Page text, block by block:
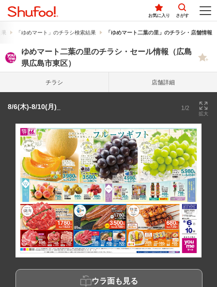
お気に入り さがす
「ゆめマート」のチラシ検索結果 「ゆめマート二葉の里」のチラシ・店舗情報
ゆめマート二葉の里のチラシ・セール情報（広島
県広島市東区）
チラシ 店舗詳細
8/6(木)-8/10(月)_ 1/2
拡大
ウラ面も見る